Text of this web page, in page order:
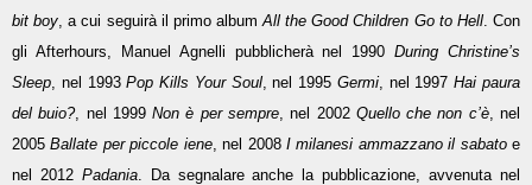
bit boy , a cui seguirà il primo albumAll the Good Children Go to Hell. Con
gli Afterhours, Manuel Agnelli pubblicherà nel 1990During Christine’s
Sleep , nel 1993Pop Kills Your Soul, nel 1995 Germi, nel 1997Hai paura
del buio?, nel 1999Non è per sempre , nel 2002 Quello che non c’è, nel
2005Ballate per piccole iene, nel 2008 I milanesi ammazzano il sabatoe
nel 2012 Padania. Da segnalare anche la pubblicazione, avvenuta nel